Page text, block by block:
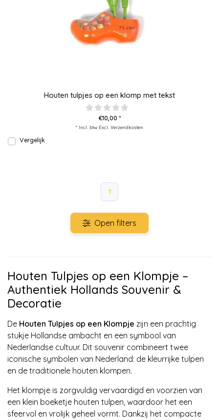
Houten tulpjes op een klomp met tekst
€10,00 *
* Incl. btw Excl. Verzendkosten
Vergelijk
1
Open filters
Houten Tulpjes op een Klompje –
Authentiek Hollands Souvenir &
Decoratie
De Houten Tulpjes op een Klompje zijn een prachtig
stukje Hollandse ambacht en een symbool van
Nederlandse cultuur. Dit souvenir combineert twee
iconische symbolen van Nederland: de kleurrijke tulpen
en de traditionele houten klompen.
Het klompje is zorgvuldig vervaardigd en voorzien van
een klein boeketje houten tulpen, waardoor het een
sfeervol en vrolijk geheel vormt. Dankzij het compacte